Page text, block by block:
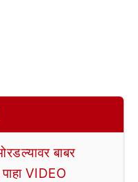
बाबर
VIDEO